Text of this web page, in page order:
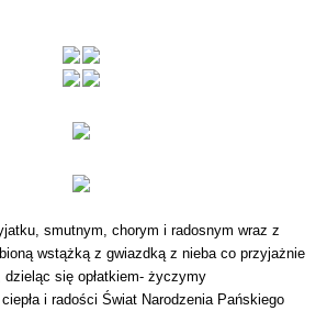
smutnym, chorym i radosnym wraz z
wstążką z gwiazdką z nieba co przyjażnie
dzieląc się opłatkiem- życzymy
i radości Świat Narodzenia Pańskiego